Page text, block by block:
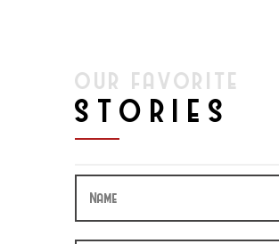
OUR FAVORITE
STORIES